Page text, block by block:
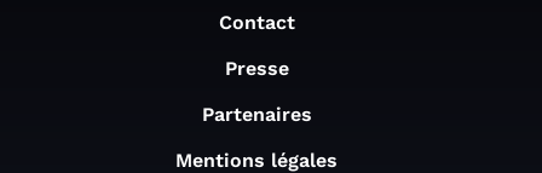
Contact
Presse
Partenaires
Mentions légales